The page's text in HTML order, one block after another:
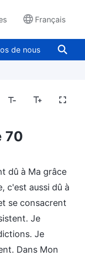
Français
de nous
70
dû à Ma grâce
c'est aussi dû à
se consacrent
Je
Je
Dans Mon